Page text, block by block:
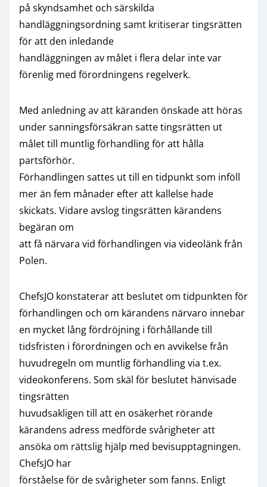
på skyndsamhet och särskilda
handläggningsordning samt kritiserar tingsrätten
för att den inledande
handläggningen av målet i flera delar inte var
förenlig med förordningens regelverk.
Med anledning av att käranden önskade att höras
under sanningsförsäkran satte tingsrätten ut
målet till muntlig förhandling för att hålla
partsförhör.
Förhandlingen sattes ut till en tidpunkt som inföll
mer än fem månader efter att kallelse hade
skickats. Vidare avslog tingsrätten kärandens
begäran om
att få närvara vid förhandlingen via videolänk från
Polen.
ChefsJO konstaterar att beslutet om tidpunkten för
förhandlingen och om kärandens närvaro innebar
en mycket lång fördröjning i förhållande till
tidsfristen i förordningen och en avvikelse från
huvudregeln om muntlig förhandling via t.ex.
videokonferens. Som skäl för beslutet hänvisade
tingsrätten
huvudsakligen till att en osäkerhet rörande
kärandens adress medförde svårigheter att
ansöka om rättslig hjälp med bevisupptagningen.
ChefsJO har
förståelse för de svårigheter som fanns. Enligt